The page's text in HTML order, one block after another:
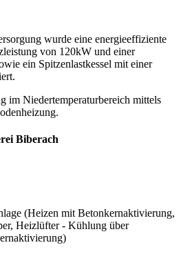
wurde eine energieeffiziente
von 120kW und einer
ein Spitzenlastkessel mit einer
im Niedertemperaturbereich mittels
Biberach
(Heizen mit Betonkernaktivierung,
Heizlüfter - Kühlung über